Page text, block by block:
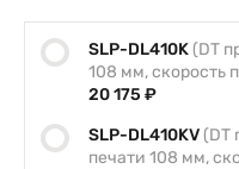
SLP-DL410K (DT
108 мм, скорость
20 175 ₽
SLP-DL410KV (DT
печати 108 мм,